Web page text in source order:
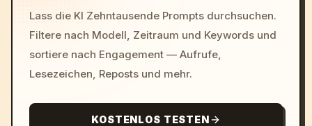
Lass die KI Zehntausende Prompts durchsuchen.
Filtere nach Modell, Zeitraum und Keywords und
sortiere nach Engagement — Aufrufe,
Lesezeichen, Reposts und mehr.
KOSTENLOS TESTEN